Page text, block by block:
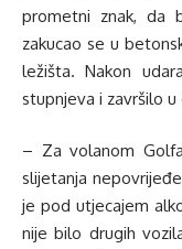
prometni znak, da
zakucao se u
ležišta. Nakon
stupnjeva i završilo
– Za volanom
slijetanja
je pod utjecajem
nije bilo drugih